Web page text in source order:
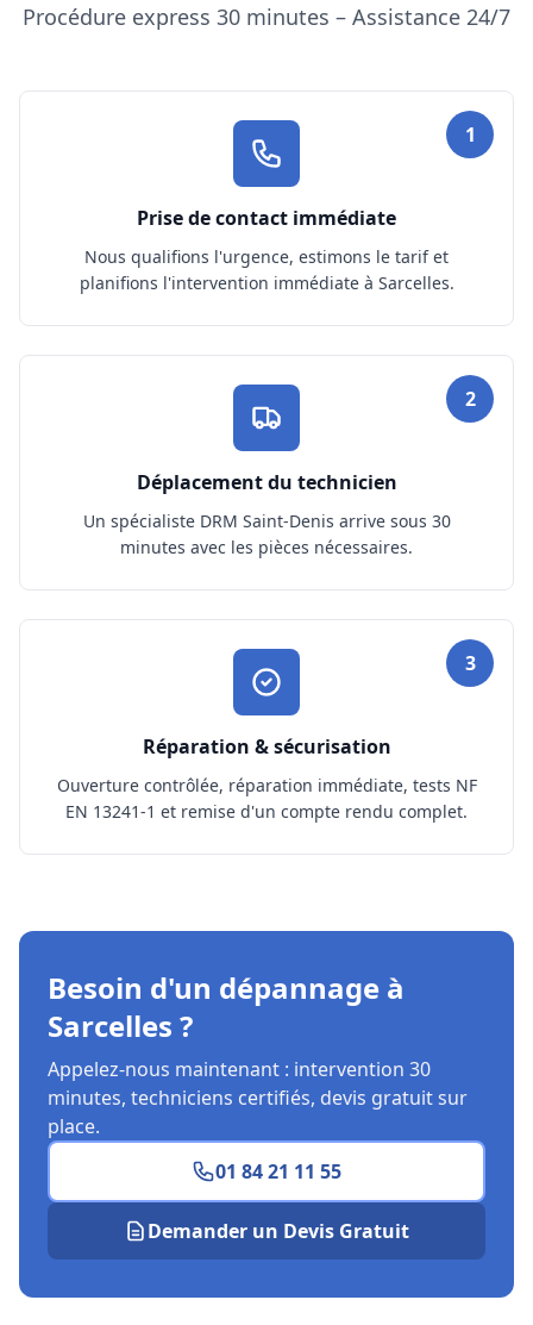
Procédure express 30 minutes – Assistance 24/7
1
Prise de contact immédiate
Nous qualifions l'urgence, estimons le tarif et
planifions l'intervention immédiate à Sarcelles.
2
Déplacement du technicien
Un spécialiste DRM Saint-Denis arrive sous 30
minutes avec les pièces nécessaires.
3
Réparation & sécurisation
Ouverture contrôlée, réparation immédiate, tests NF
EN 13241-1 et remise d'un compte rendu complet.
Besoin d'un dépannage à
Sarcelles ?
Appelez-nous maintenant : intervention 30
minutes, techniciens certifiés, devis gratuit sur
place.
01 84 21 11 55
Demander un Devis Gratuit